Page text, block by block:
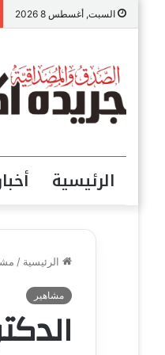
السبت, أغسطس 8 2026
الرئيسية
الرئيسية /
مشاهير